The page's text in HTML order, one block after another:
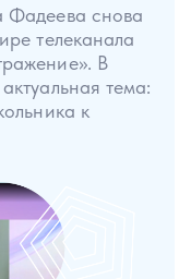
Фадеева снова
телеканала
В
тема:
к